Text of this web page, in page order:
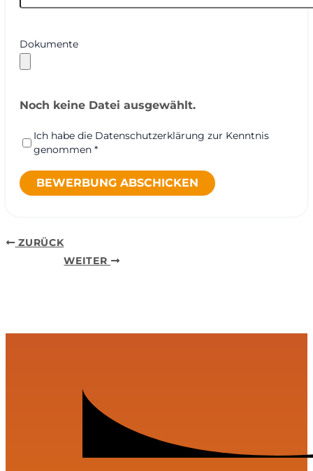
Dokumente
Noch keine Datei ausgewählt.
Ich habe die Datenschutzerklärung zur Kenntnis
genommen *
BEWERBUNG ABSCHICKEN
ZURÜCK
WEITER